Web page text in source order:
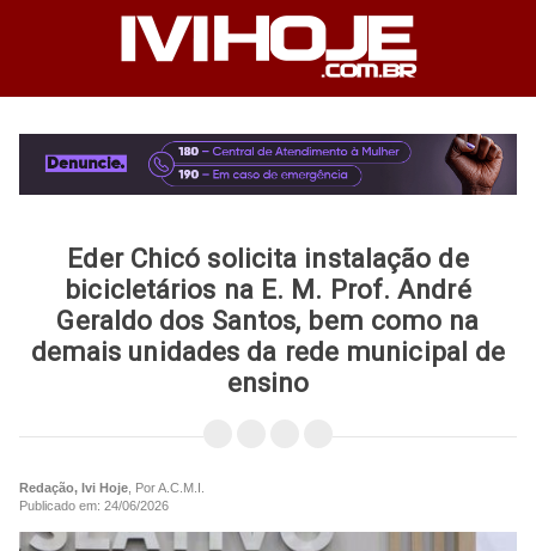
Eder Chicó solicita instalação de
bicicletários na E. M. Prof. André
Geraldo dos Santos, bem como na
demais unidades da rede municipal de
ensino
Redação, Ivi Hoje , Por A.C.M.I.
Publicado em: 24/06/2026